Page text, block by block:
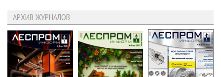
АРХИВ ЖУРНАЛОВ